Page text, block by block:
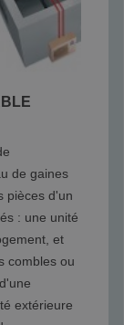
de gaines
pièces d'un
: une unité
et
combles ou
extérieure